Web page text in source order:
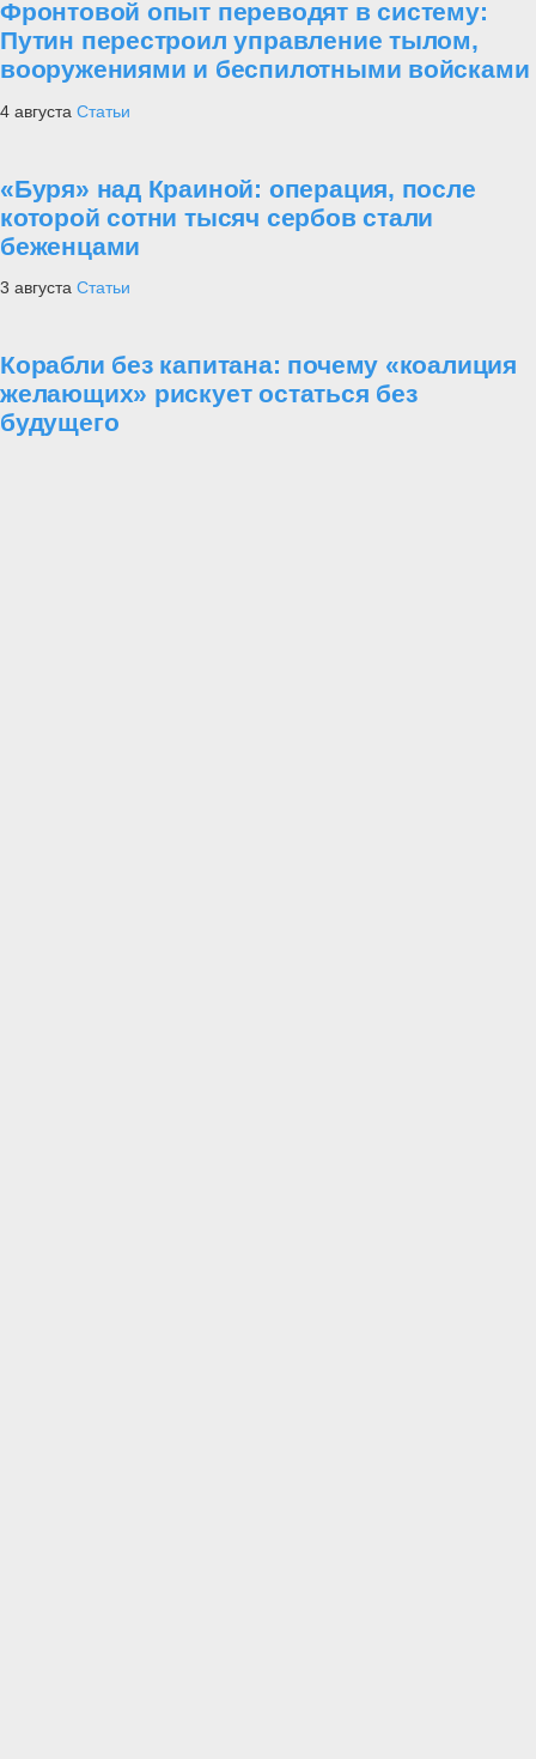
Фронтовой опыт переводят в систему:
Путин перестроил управление тылом,
вооружениями и беспилотными войсками
4 августа Статьи
«Буря» над Краиной: операция, после
которой сотни тысяч сербов стали
беженцами
3 августа Статьи
Корабли без капитана: почему «коалиция
желающих» рискует остаться без
будущего